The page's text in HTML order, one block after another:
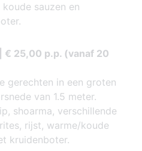
sauzen en
€ 25,00 p.p. (vanaf 20
gerechten in een groten
van 1.5 meter.
shoarma, verschillende
rijst, warme/koude
kruidenboter.